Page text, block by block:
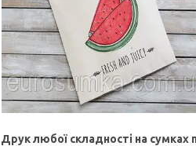
Друк любої складності на